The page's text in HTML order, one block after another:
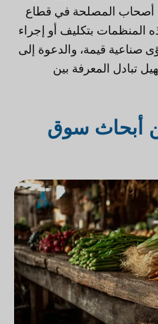
أصحاب المصلحة في قطاع
المنظمات بتكليف أو إجراء
صناعية قيمة، والدعوة إلى
تبادل المعرفة بين
من أبحاث سوق